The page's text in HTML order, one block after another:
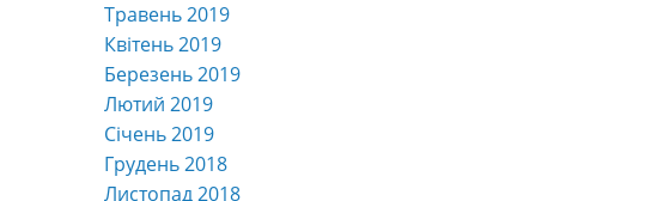
Травень 2019
Квітень 2019
Березень 2019
Лютий 2019
Січень 2019
Грудень 2018
Листопад 2018